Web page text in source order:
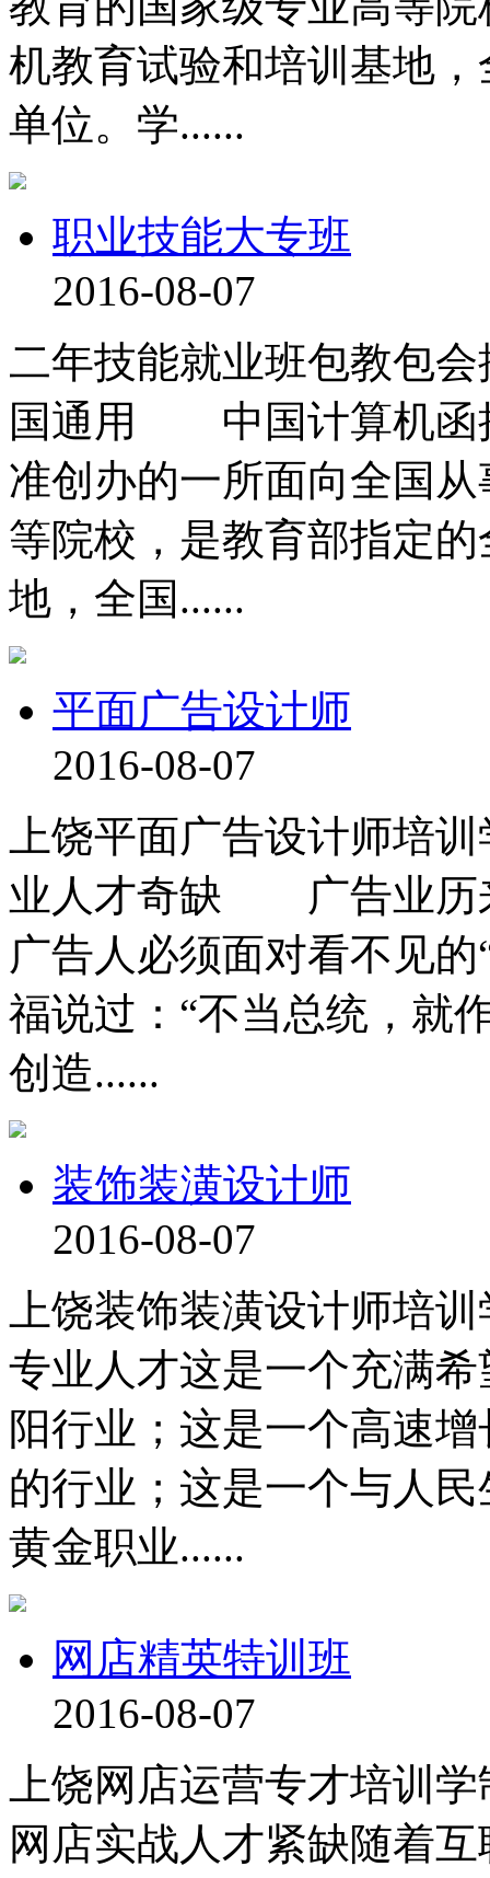
机教育试验和培训基地
单位。学......
职业技能大专班
2016-08-07
二年技能就业班包教包
国通用 中国计算机函
准创办的一所面向全国
等院校，是教育部指定
地，全国......
平面广告设计师
2016-08-07
上饶平面广告设计师培
业人才奇缺 广告业历
广告人必须面对看不见
福说过：“不当总统，就
创造......
装饰装潢设计师
2016-08-07
上饶装饰装潢设计师培
专业人才这是一个充满
阳行业；这是一个高速
的行业；这是一个与人
黄金职业......
网店精英特训班
2016-08-07
上饶网店运营专才培训
网店实战人才紧缺随着